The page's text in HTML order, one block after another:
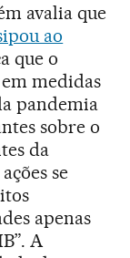
avalia que
ao
que o
medidas
pandemia
sobre o
da
se
apenas
A